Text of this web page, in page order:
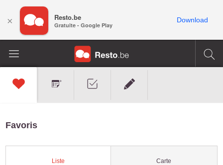
Favoris
Liste Carte
× Resto.be
Gratuite - Google Play
Download